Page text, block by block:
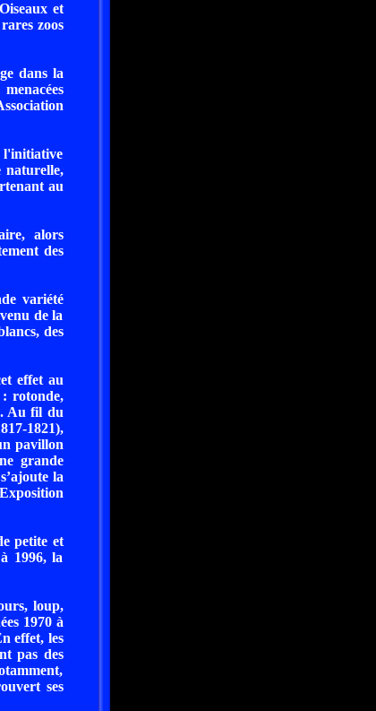
et
zoos
dans la
l'initiative
naturelle,
au
alors
des
variété
de la
des
effet au
: rotonde,
Au fil du
1821),
pavillon
grande
la
petite et
1996, la
loup,
1970 à
effet, les
pas des
ses